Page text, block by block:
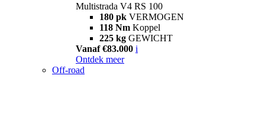
Multistrada V4 RS 100
180 pk VERMOGEN
118 Nm Koppel
225 kg GEWICHT
Vanaf €83.000 i
Ontdek meer
Off-road